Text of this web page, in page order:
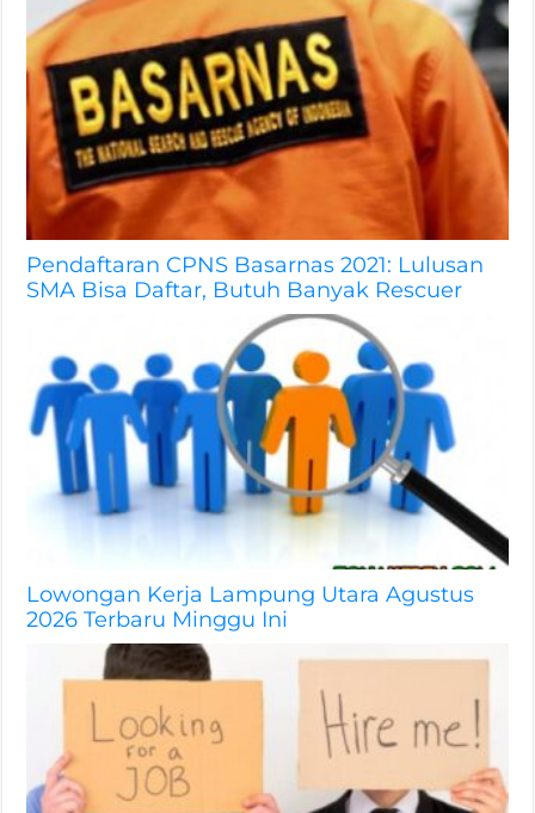
Pendaftaran CPNS Basarnas 2021: Lulusan
SMA Bisa Daftar, Butuh Banyak Rescuer
Lowongan Kerja Lampung Utara Agustus
2026 Terbaru Minggu Ini